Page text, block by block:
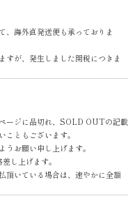
、海外直発送便も承っておりま
すが、発生しました関税につきま
ージに品切れ、SOLD OUTの記載
ともございます。
お願い申し上げます。
し上げます。
頂いている場合は、速やかに全額